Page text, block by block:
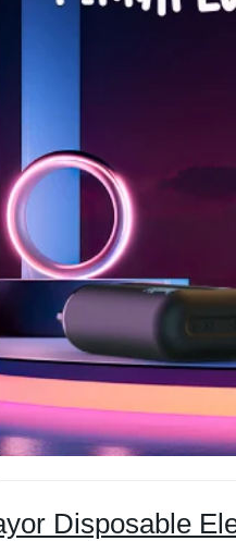
Disposable